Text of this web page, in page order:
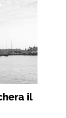
il